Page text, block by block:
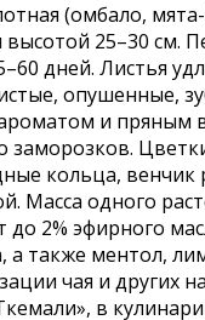
(омбало,
высотой 25–30 см.
дней. Листья
опушенные,
и пряным
заморозков.
кольца, венчик
Масса одного
до 2% эфирного
а также ментол,
чая и других
в